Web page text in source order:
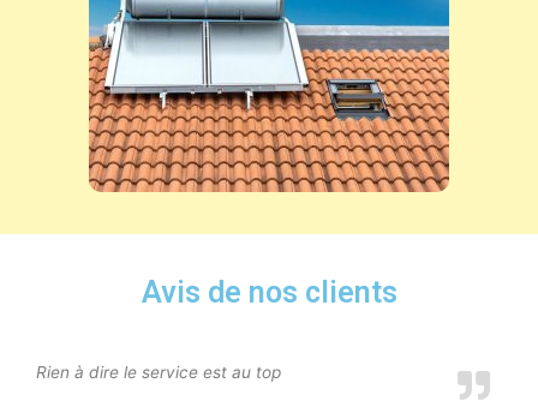
Avis de nos clients
Rien à dire le service est au top